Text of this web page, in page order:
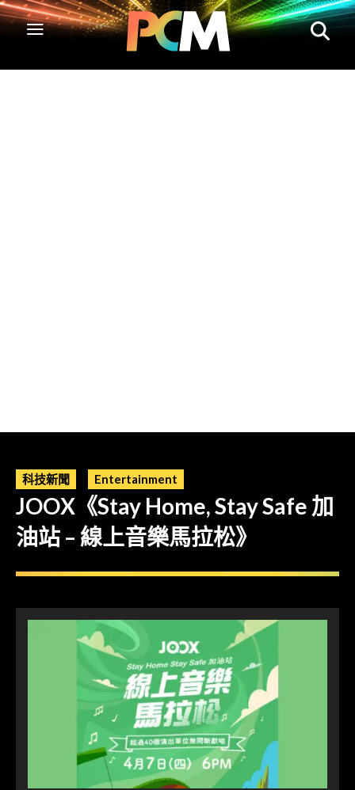
科技新聞 Entertainment
JOOX《Stay Home, Stay Safe 加
油站 – 線上音樂馬拉松》